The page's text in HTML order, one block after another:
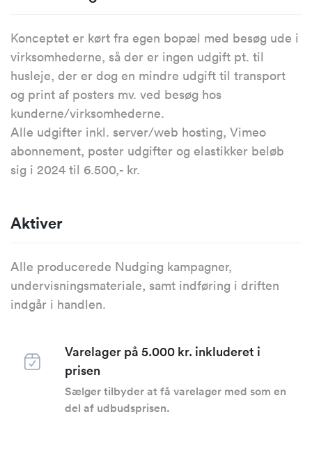
Konceptet er kørt fra egen bopæl med besøg ude i
virksomhederne, så der er ingen udgift pt. til
husleje, der er dog en mindre udgift til transport
og print af posters mv. ved besøg hos
kunderne/virksomhederne.
Alle udgifter inkl. server/web hosting, Vimeo
abonnement, poster udgifter og elastikker beløb
sig i 2024 til 6.500,- kr.
Aktiver
Alle producerede Nudging kampagner,
undervisningsmateriale, samt indføring i driften
indgår i handlen.
Varelager på 5.000 kr. inkluderet i
prisen
Sælger tilbyder at få varelager med som en
del af udbudsprisen.